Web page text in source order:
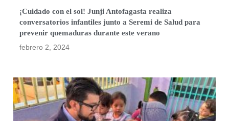
¡Cuidado con el sol! Junji Antofagasta realiza
conversatorios infantiles junto a Seremi de Salud para
prevenir quemaduras durante este verano
febrero 2, 2024